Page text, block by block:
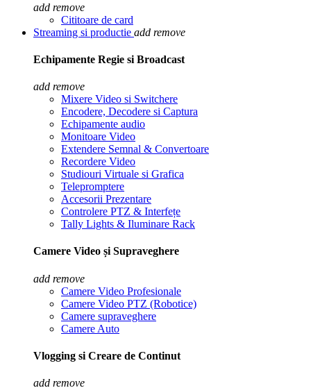
add remove
Cititoare de card
Streaming si productie add remove
Echipamente Regie si Broadcast
add remove
Mixere Video si Switchere
Encodere, Decodere si Captura
Echipamente audio
Monitoare Video
Extendere Semnal & Convertoare
Recordere Video
Studiouri Virtuale si Grafica
Telepromptere
Accesorii Prezentare
Controlere PTZ & Interfețe
Tally Lights & Iluminare Rack
Camere Video și Supraveghere
add remove
Camere Video Profesionale
Camere Video PTZ (Robotice)
Camere supraveghere
Camere Auto
Vlogging si Creare de Continut
add remove